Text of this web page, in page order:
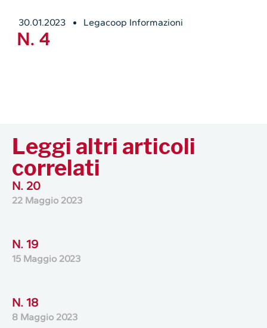
30.01.2023 Legacoop Informazioni
N. 4
Leggi altri articoli
correlati
N. 20
22 Maggio 2023
N. 19
15 Maggio 2023
N. 18
8 Maggio 2023